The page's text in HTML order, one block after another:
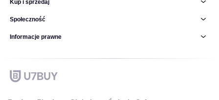
Kup i sprzedaj
Społeczność
Informacje prawne